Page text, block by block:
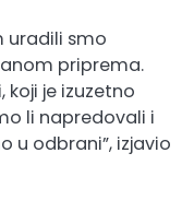
uradili smo
priprema.
koji je izuzetno
li napredovali i
u odbrani”, izjavio